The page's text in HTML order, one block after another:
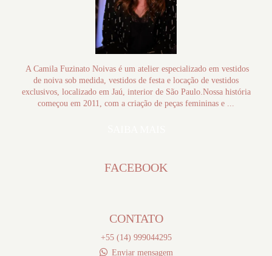
A Camila Fuzinato Noivas é um atelier especializado em vestidos
de noiva sob medida, vestidos de festa e locação de vestidos
exclusivos, localizado em Jaú, interior de São Paulo.Nossa história
começou em 2011, com a criação de peças femininas e ...
FACEBOOK
CONTATO
+55 (14) 999044295
Enviar mensagem